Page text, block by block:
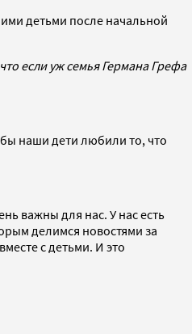
детьми после начальной
если уж семья Германа Грефа
наши дети любили то, что
важны для нас. У нас есть
делимся новостями за
с детьми. И это